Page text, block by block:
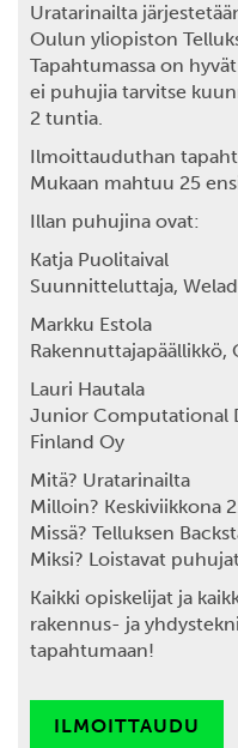
Uratarinailta
Oulun yliopiston
Tapahtumassa on
ei puhujia tarvitse
2 tuntia.
Ilmoittauduthan
Mukaan mahtuu 25
Illan puhujina ovat:
Katja Puolitaival
Suunnitteluttaja,
Markku Estola
Rakennuttajapäällikkö,
Lauri Hautala
Junior Computational
Finland Oy
Mitä? Uratarinailta
Milloin? Keskiviikkona
Missä? Telluksen
Miksi? Loistavat
Kaikki opiskelijat ja
rakennus- ja
tapahtumaan!
ILMOITTAUDU